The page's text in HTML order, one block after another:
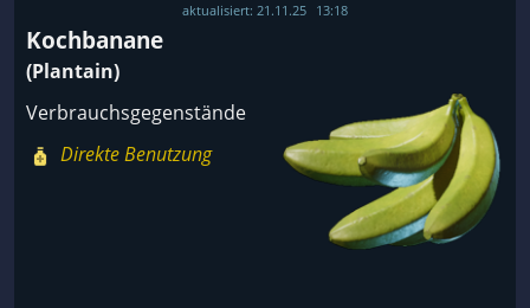
aktualisiert: 21.11.25 13:18
Kochbanane
(Plantain)
Verbrauchsgegenstände
Direkte Benutzung